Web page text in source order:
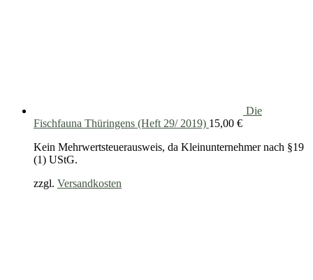
Die
Fischfauna Thüringens (Heft 29/ 2019) 15,00 €
Kein Mehrwertsteuerausweis, da Kleinunternehmer nach §19
(1) UStG.
zzgl. Versandkosten